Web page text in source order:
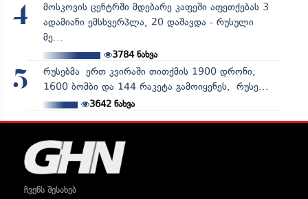
4
მოსკოვის ცენტრში მდებარე კაფეში აფეთქებას 3
ადამიანი ემსხვერპლა, 20 დაშავდა - რუსული
მე...
3784ნახვა
5
რუსებმა ერთ კვირაში თითქმის 1900 დრონი,
1600 ბომბი და 144 რაკეტა გამოიყენეს, რუსე...
3642ნახვა
ჩვენს შესახებ